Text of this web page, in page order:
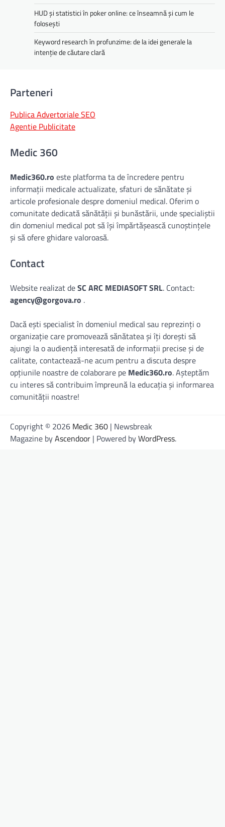
HUD și statistici în poker online: ce înseamnă și cum le
folosești
Keyword research în profunzime: de la idei generale la
intenție de căutare clară
Parteneri
Publica Advertoriale SEO
Agentie Publicitate
Medic 360
Medic360.ro este platforma ta de încredere pentru
informații medicale actualizate, sfaturi de sănătate și
articole profesionale despre domeniul medical. Oferim o
comunitate dedicată sănătății și bunăstării, unde specialiștii
din domeniul medical pot să își împărtășească cunoștințele
și să ofere ghidare valoroasă.
Contact
Website realizat deSC ARC MEDIASOFT SRL. Contact:
agency@gorgova.ro .
Dacă ești specialist în domeniul medical sau reprezinți o
organizație care promovează sănătatea și îți dorești să
ajungi la o audiență interesată de informații precise și de
calitate, contactează-ne acum pentru a discuta despre
opțiunile noastre de colaborare pe Medic360.ro. Așteptăm
cu interes să contribuim împreună la educația și informarea
comunității noastre!
Copyright © 2026 Medic 360 | Newsbreak
Magazine byAscendoor | Powered byWordPress.